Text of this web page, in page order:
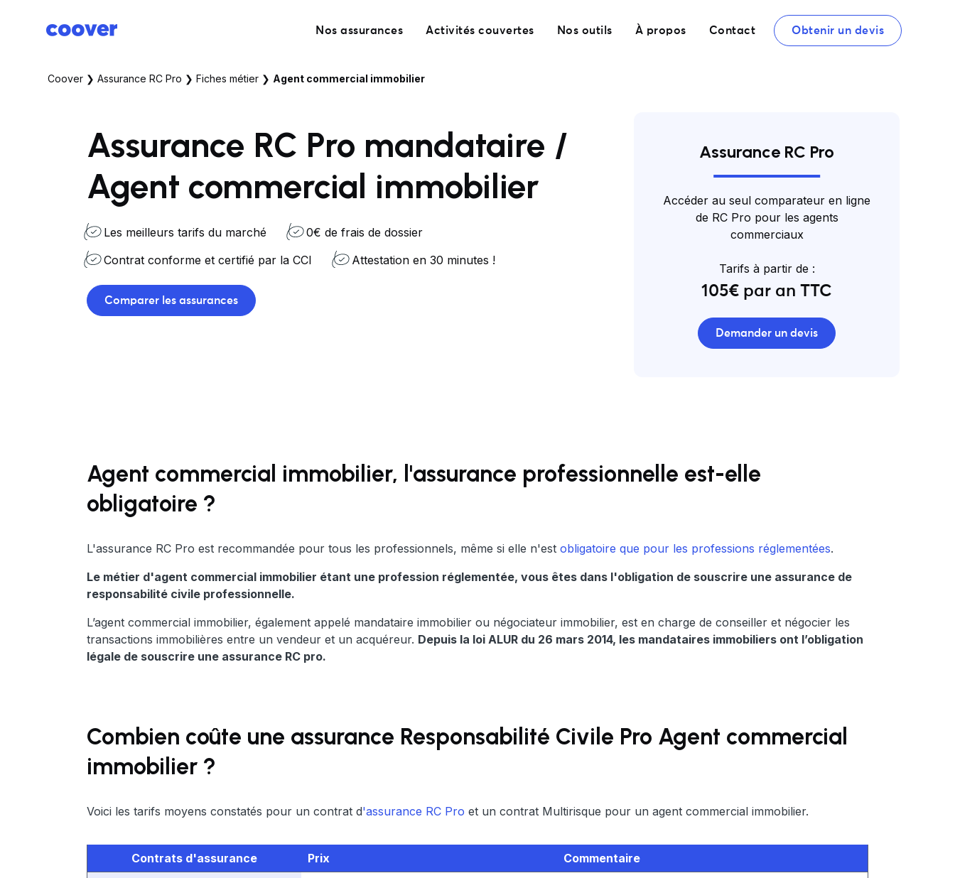
Nos assurances Activités couvertes Nos outils À propos Contact Obtenir un devis
Coover ❯ Assurance RC Pro ❯ Fiches métier ❯ Agent commercial immobilier
Assurance RC Pro mandataire /
Agent commercial immobilier
Les meilleurs tarifs du marché
0€ de frais de dossier
Contrat conforme et certifié par la CCI
Attestation en 30 minutes !
Comparer les assurances
Assurance RC Pro
Accéder au seul comparateur en ligne
de RC Pro pour les agents
commerciaux
Tarifs à partir de :
105€ par an TTC
Demander un devis
Agent commercial immobilier, l'assurance professionnelle est-elle
obligatoire ?
L'assurance RC Pro est recommandée pour tous les professionnels, même si elle n'est obligatoire que pour les professions réglementées.
Le métier d'agent commercial immobilier étant une profession réglementée, vous êtes dans l'obligation de souscrire une assurance de
responsabilité civile professionnelle.
L’agent commercial immobilier, également appelé mandataire immobilier ou négociateur immobilier, est en charge de conseiller et négocier les
transactions immobilières entre un vendeur et un acquéreur. Depuis la loi ALUR du 26 mars 2014, les mandataires immobiliers ont l’obligation
légale de souscrire une assurance RC pro.
Combien coûte une assurance Responsabilité Civile Pro Agent commercial
immobilier ?
Voici les tarifs moyens constatés pour un contrat d'assurance RC Pro et un contrat Multirisque pour un agent commercial immobilier.
Contrats d'assurance Prix Commentaire